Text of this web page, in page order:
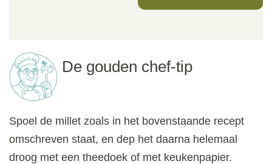
De gouden chef-tip
Spoel de millet zoals in het bovenstaande recept
omschreven staat, en dep het daarna helemaal
droog met een theedoek of met keukenpapier.